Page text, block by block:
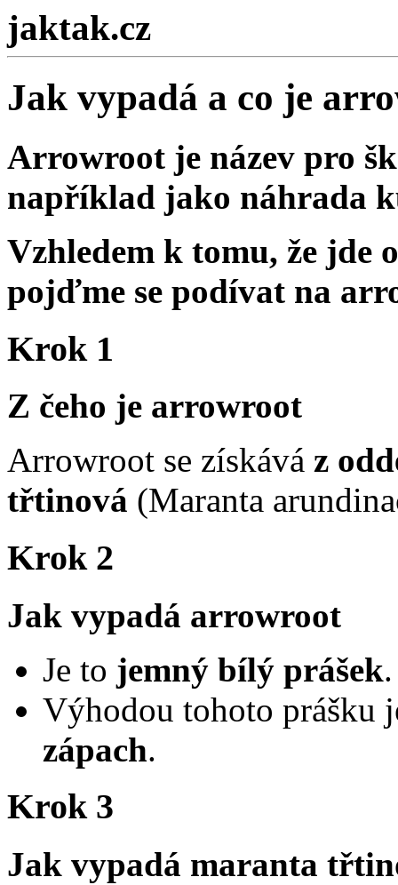
jaktak.cz
Jak vypadá a co je
Arrowroot je název pro
například jako náhrada
Vzhledem k tomu, že jde
pojďme se podívat na
Krok 1
Z čeho je arrowroot
Arrowroot se získává z
třtinová (Maranta
Krok 2
Jak vypadá arrowroot
Je to jemný bílý prášek.
Výhodou tohoto prášku
zápach.
Krok 3
Jak vypadá maranta